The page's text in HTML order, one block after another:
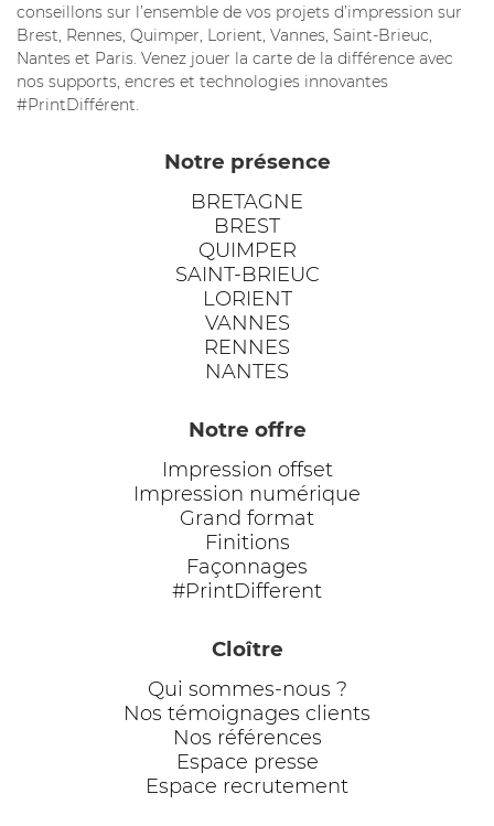
conseillons sur l’ensemble de vos projets d’impression sur
Brest, Rennes, Quimper, Lorient, Vannes, Saint-Brieuc,
Nantes et Paris. Venez jouer la carte de la différence avec
nos supports, encres et technologies innovantes
#PrintDifférent.
Notre présence
BRETAGNE
BREST
QUIMPER
SAINT-BRIEUC
LORIENT
VANNES
RENNES
NANTES
Notre offre
Impression offset
Impression numérique
Grand format
Finitions
Façonnages
#PrintDifferent
Cloître
Qui sommes-nous ?
Nos témoignages clients
Nos références
Espace presse
Espace recrutement